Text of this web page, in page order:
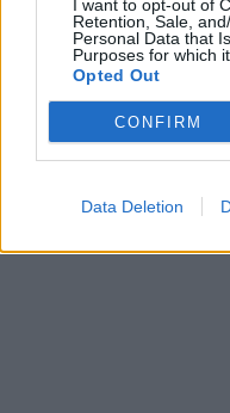
I want to opt-out of
Retention, Sale,
Personal Data that
Purposes for which
Opted Out
CONFIRM
Data Deletion